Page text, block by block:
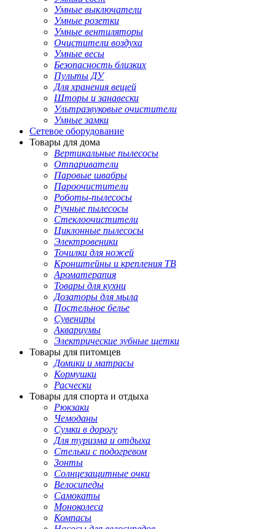
Умные выключатели
Умные розетки
Умные вентиляторы
Очистители воздуха
Умные весы
Безопасность близких
Пульты ДУ
Для хранения вещей
Шторы и занавески
Ультразвуковые очистители
Умные замки
Сетевое оборудование
Товары для дома
Вертикальные пылесосы
Отпариватели
Паровые швабры
Пароочистители
Роботы-пылесосы
Ручные пылесосы
Стеклоочистители
Циклонные пылесосы
Электровеники
Точилки для ножей
Кронштейны и крепления ТВ
Ароматерапия
Товары для кухни
Дозаторы для мыла
Постельное белье
Сувениры
Аквариумы
Электрические зубные щетки
Товары для питомцев
Домики и матрасы
Кормушки
Расчески
Товары для спорта и отдыха
Рюкзаки
Чемоданы
Сумки в дорогу
Для туризма и отдыха
Стельки с подогревом
Зонты
Солнцезащитные очки
Велосипеды
Самокаты
Моноколеса
Компасы